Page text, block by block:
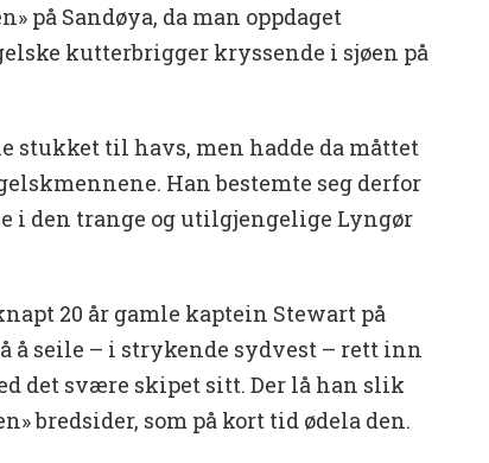
på Sandøya, da man oppdaget
kutterbrigger kryssende i sjøen på
stukket til havs, men hadde da måttet
Han bestemte seg derfor
i den trange og utilgjengelige Lyngør
20 år gamle kaptein Stewart på
å seile – i strykende sydvest – rett inn
det svære skipet sitt. Der lå han slik
bredsider, som på kort tid ødela den.